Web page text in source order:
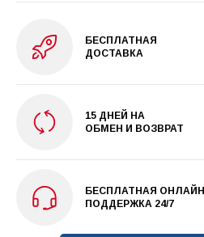
БЕСПЛАТНАЯ
ДОСТАВКА
15 ДНЕЙ НА
ОБМЕН И ВОЗВРАТ
БЕСПЛАТНАЯ ОНЛАЙН
ПОДДЕРЖКА 24/7